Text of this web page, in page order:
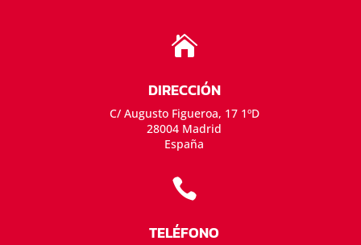

DIRECCIÓN
C/ Augusto Figueroa, 17 1ºD
28004 Madrid
España

TELÉFONO